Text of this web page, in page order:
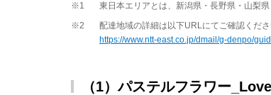
※1
東日本エリアとは、新潟県・長野県・山梨
※2
配達地域の詳細は以下URLにてご確認くださ
https://www.ntt-east.co.jp/dmail/g-denpo/
（1）パステルフラワー